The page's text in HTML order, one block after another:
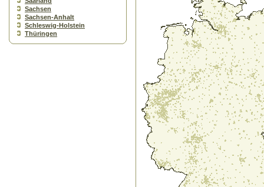
Sachsen
Sachsen-Anhalt
Schleswig-Holstein
Thüringen